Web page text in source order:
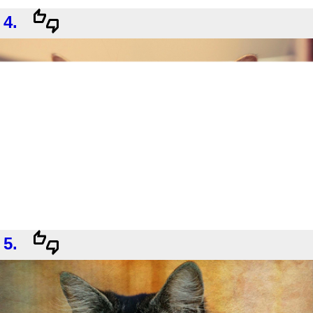
4.
5.